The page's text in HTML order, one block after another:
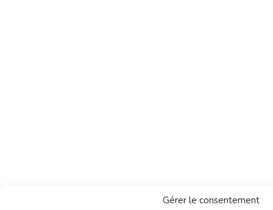
Gérer le consentement